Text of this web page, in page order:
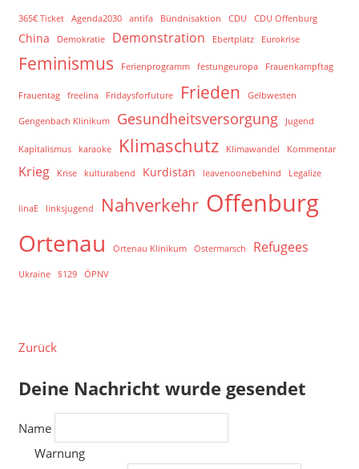
365€ Ticket Agenda2030 antifa Bündnisaktion CDU CDU Offenburg
China Demokratie Demonstration Ebertplatz Eurokrise
Feminismus Ferienprogramm festungeuropa Frauenkampftag
Frauentag freelina Fridaysforfuture Frieden Gelbwesten
Gengenbach Klinikum Gesundheitsversorgung Jugend
Kapitalismus karaoke Klimaschutz Klimawandel Kommentar
Krieg Krise kulturabend Kurdistan leavenoonebehind Legalize
linaE linksjugend Nahverkehr Offenburg
Ortenau Ortenau Klinikum Ostermarsch Refugees
Ukraine §129 ÖPNV
Zurück
Deine Nachricht wurde gesendet
Name
Warnung